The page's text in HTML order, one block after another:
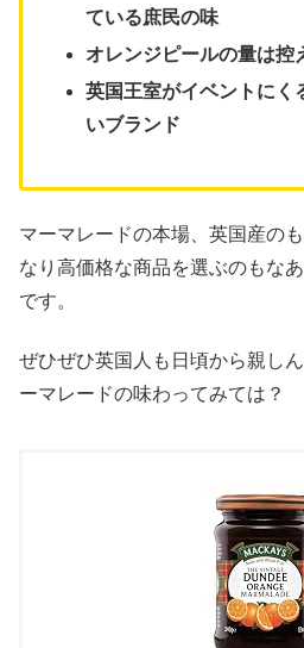
ている庶民の味
オレンジピールの量は控
英国王室がイベントにく
いブランド
マーマレードの本場、英国産の
なり高価格な商品を選ぶのもな
です。
ぜひぜひ英国人も日頃から親し
ーマレードの味わってみては？